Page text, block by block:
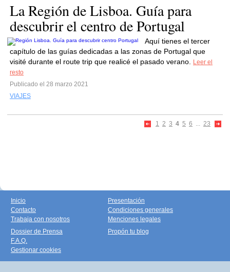
La Región de Lisboa. Guía para
descubrir el centro de Portugal
Aquí tienes el tercer
capítulo de las guías dedicadas a las zonas de Portugal que
visité durante el route trip que realicé el pasado verano.
Leer el
resto
Publicado el 28 marzo 2021
VIAJES
1 2 3 4 5 6 ... 23
Inicio
Contacto
Trabaja con nosotros
Presentación
Condiciones generales
Menciones legales
Dossier de Prensa
F.A.Q.
Gestionar cookies
Propón tu blog